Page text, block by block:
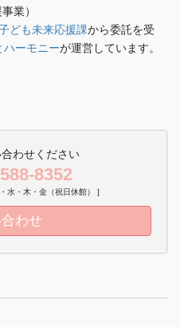
業）
ども未来応援課から委託を受
ハーモニーが運営しています。
わせください
8352
水・木・金（祝日休館） ]
わせ